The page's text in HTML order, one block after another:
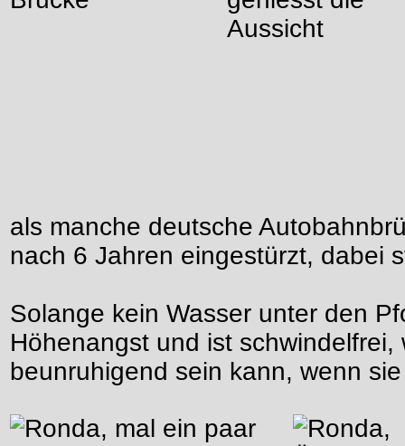
als manche deutsche
nach 6 Jahren eingestürzt, dabei
Solange kein Wasser unter den
Höhenangst und ist
beunruhigend sein kann, wenn